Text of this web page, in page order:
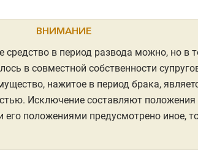
ВНИМАНИЕ
средство в период развода можно, но в
в совместной собственности
нажитое в период брака,
Исключение составляют положения
его положениями предусмотрено иное,